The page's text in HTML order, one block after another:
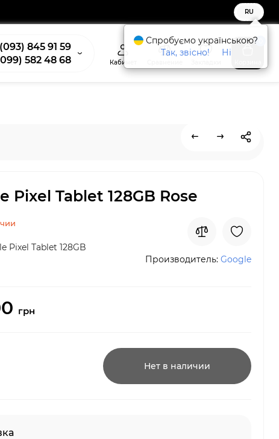
RU
845 91 59
582 48 68
Кабинет
Pixel Tablet 128GB Rose
Pixel Tablet 128GB
Производитель: Google
грн
Нет в наличии
Спробуємо українською?
Так, звісно!
Ні